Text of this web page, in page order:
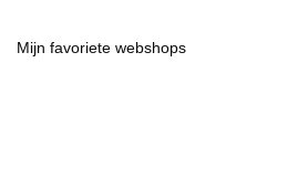
Mijn favoriete webshops